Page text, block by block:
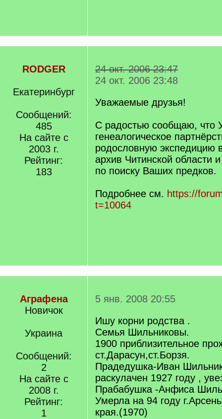
RODGER
Екатеринбург
Сообщений:
485
На сайте с
2003 г.
Рейтинг:
183
24 окт. 2006 23:47
24 окт. 2006 23:48
Уважаемые друзья!
С радостью сообщаю, что
генеалогическое
родословную экспедицию
архив Читинской области
по поиску Ваших предков.
Подробнее см. https://
t=10064
Аграфена
Новичок
Украина
Сообщений:
2
На сайте с
2008 г.
Рейтинг:
1
5 янв. 2008 20:55
Ишу корни родства .
Семья Шильниковы.
1900 приблизительное
ст.Дарасун,ст.Борзя.
Прадедушка-Иван
раскулачен 1927 году ,
Прабабушка -Анфиса
Умерла на 94 году
края.(1970)